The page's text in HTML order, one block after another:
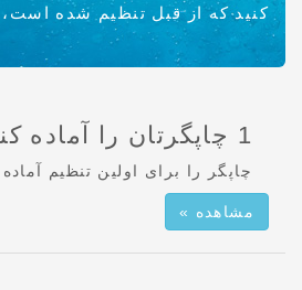
کنید که از قبل تنظیم شده است،
1 چاپگرتان را آماده کنید
چاپگر را برای اولین تنظیم آماده
مشاهده »